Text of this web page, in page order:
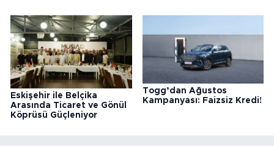
Eskişehir ile Belçika
Arasında Ticaret ve Gönül
Köprüsü Güçleniyor
Togg’dan Ağustos
Kampanyası: Faizsiz Kredi!